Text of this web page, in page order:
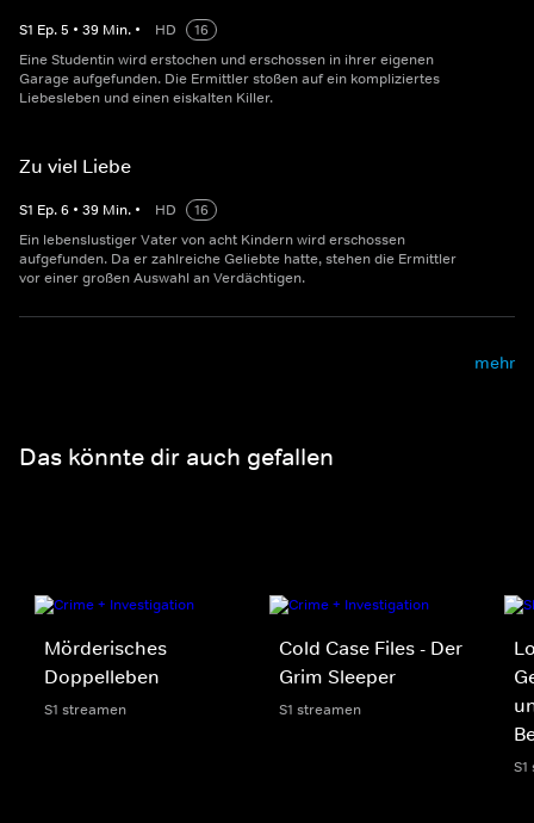
S1 Ep.5 • 39 Min. • HD
16
Eine Studentin wird erstochen und erschossen in ihrer eigenen
Garage aufgefunden. Die Ermittler stoßen auf ein kompliziertes
Liebesleben und einen eiskalten Killer.
Zu viel Liebe
S1 Ep.6 • 39 Min. • HD
16
Ein lebenslustiger Vater von acht Kindern wird erschossen
aufgefunden. Da er zahlreiche Geliebte hatte, stehen die Ermittler
vor einer großen Auswahl an Verdächtigen.
mehr
Das könnte dir auch gefallen
Mörderisches
Doppelleben
S1 streamen
Cold Case Files - Der
Grim Sleeper
S1 streamen